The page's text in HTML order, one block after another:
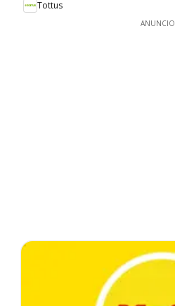
Tottus
ANUNCIO